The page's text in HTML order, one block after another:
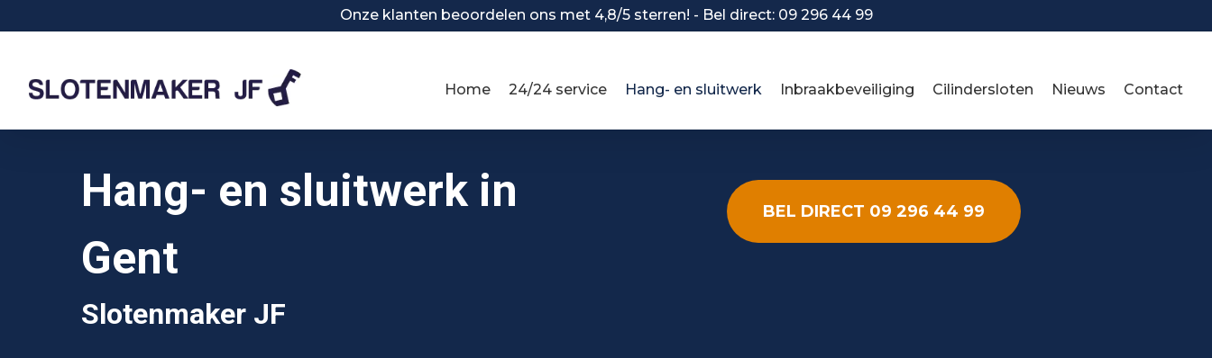
to
Onze klanten beoordelen ons met 4,8/5 sterren! - Bel direct: 09 296 44 99
Home 24/24 service Hang- en sluitwerk Inbraakbeveiliging Cilindersloten Nieuws Contact
Hang- en sluitwerk in
Gent
Slotenmaker JF
BEL DIRECT 09 296 44 99